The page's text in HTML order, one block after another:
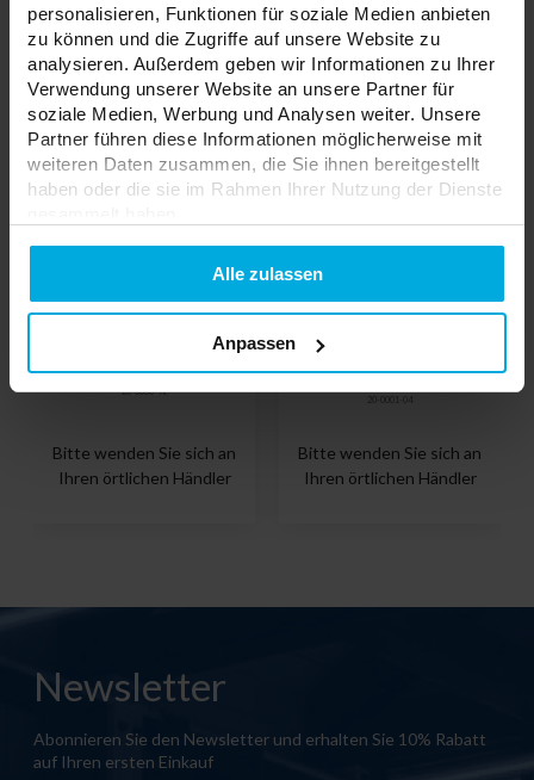
personalisieren, Funktionen für soziale Medien anbieten
zu können und die Zugriffe auf unsere Website zu
analysieren. Außerdem geben wir Informationen zu Ihrer
Verwendung unserer Website an unsere Partner für
soziale Medien, Werbung und Analysen weiter. Unsere
Partner führen diese Informationen möglicherweise mit
weiteren Daten zusammen, die Sie ihnen bereitgestellt
haben oder die sie im Rahmen Ihrer Nutzung der Dienste
DatenschutzerklarungAlle zulassen
Anpassen
Anschlussset mit weißer
20-0000-98
Bitte wenden Sie sich an
Ihren örtlichen Händler
Sammelschienen, gerade,
Bitte wenden Sie sich an
Ihren örtlichen Händler
Newsletter
Abonnieren Sie den Newsletter und erhalten Sie 10% Rabatt
auf Ihren ersten Einkauf